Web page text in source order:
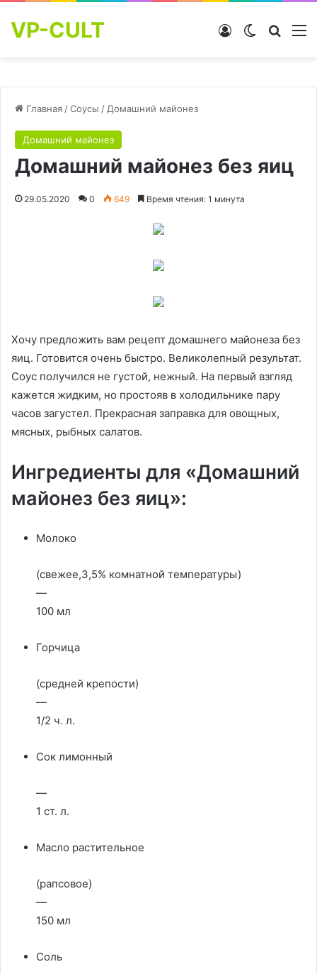
VP-CULT Switch skin
Войти
Главная /Соусы / Домашний майонез
Домашний майонез
Домашний майонез без яиц
29.05.2020 0 649 Время чтения: 1 минута
Хочу предложить вам рецепт домашнего майонеза без
яиц. Готовится очень быстро. Великолепный результат.
Соус получился не густой, нежный. На первый взгляд
кажется жидким, но простояв в холодильнике пару
часов загустел. Прекрасная заправка для овощных,
мясных, рыбных салатов.
Ингредиенты для «Домашний
майонез без яиц»:
Молоко
(свежее,3,5% комнатной температуры)
—
100 мл
Горчица
(средней крепости)
—
1/2 ч. л.
Сок лимонный
—
1 ст. л.
Масло растительное
(рапсовое)
—
150 мл
Соль